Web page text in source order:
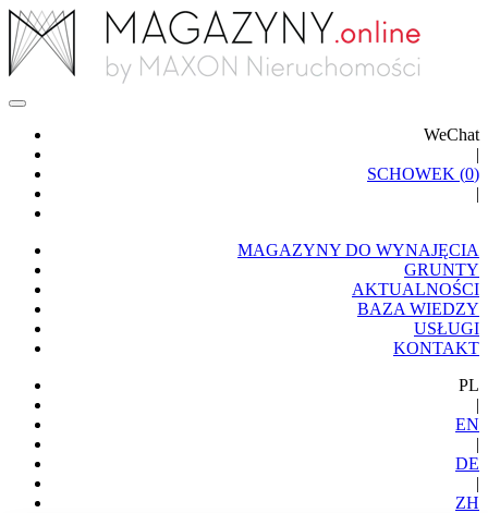
WeChat
|
SCHOWEK (0)
|
MAGAZYNY DO WYNAJĘCIA
GRUNTY
AKTUALNOŚCI
BAZA WIEDZY
USŁUGI
KONTAKT
PL
|
EN
|
DE
|
ZH